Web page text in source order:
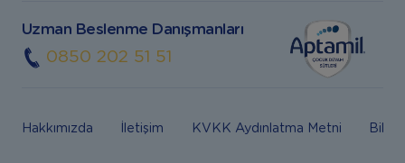
Uzman Beslenme Danışmanları
0850 202 51 51
Hakkımızda İletişim KVKK Aydınlatma Metni Bilgi